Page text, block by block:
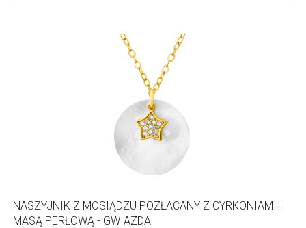
NASZYJNIK Z MOSIĄDZU POZŁACANY Z CYRKONIAMI I
MASĄ PERŁOWĄ - GWIAZDA